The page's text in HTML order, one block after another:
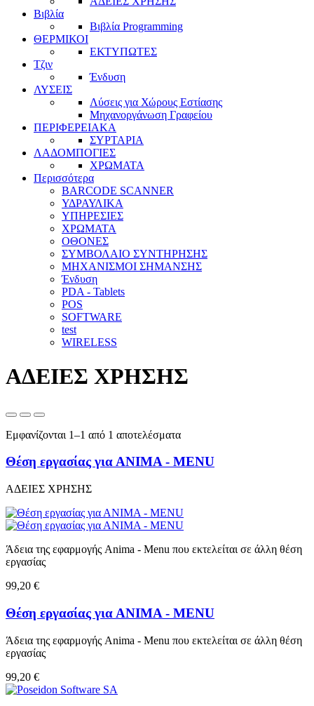
Βιβλία
Βιβλία Programming
ΘΕΡΜΙΚΟΙ
ΕΚΤΥΠΩΤΕΣ
Τζιν
Ένδυση
ΛΥΣΕΙΣ
Λύσεις για Χώρους Εστίασης
Μηχανοργάνωση Γραφείου
ΠΕΡΙΦΕΡΕΙΑΚΑ
ΣΥΡΤΑΡΙΑ
ΛΑΔΟΜΠΟΓΙΕΣ
ΧΡΩΜΑΤΑ
Περισσότερα
BARCODE SCANNER
ΥΔΡΑΥΛΙΚΑ
ΥΠΗΡΕΣΙΕΣ
ΧΡΩΜΑΤΑ
ΟΘΟΝΕΣ
ΣΥΜΒΟΛΑΙΟ ΣΥΝΤΗΡΗΣΗΣ
ΜΗΧΑΝΙΣΜΟΙ ΣΗΜΑΝΣΗΣ
Ένδυση
PDA - Tablets
POS
SOFTWARE
test
WIRELESS
ΑΔΕΙΕΣ ΧΡΗΣΗΣ
Εμφανίζονται 1–1 από 1 αποτελέσματα
Θέση εργασίας για ΑΝΙΜΑ - MENU
ΑΔΕΙΕΣ ΧΡΗΣΗΣ
Άδεια της εφαρμογής Anima - Menu που εκτελείται σε άλλη θέση
εργασίας
99,20 €
Θέση εργασίας για ΑΝΙΜΑ - MENU
Άδεια της εφαρμογής Anima - Menu που εκτελείται σε άλλη θέση
εργασίας
99,20 €